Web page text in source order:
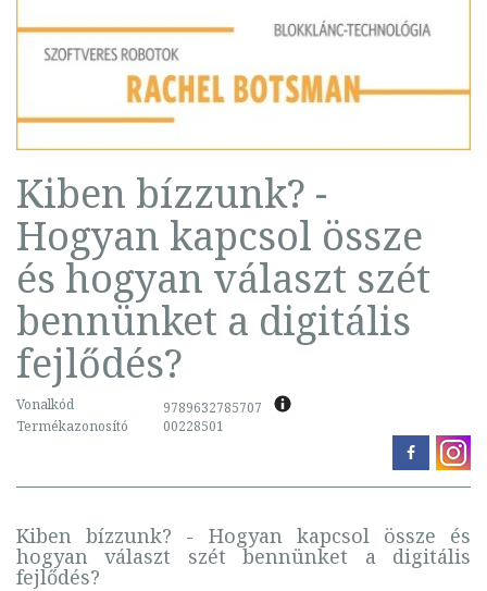
Kiben bízzunk? -
Hogyan kapcsol össze
és hogyan választ szét
bennünket a digitális
fejlődés?
Vonalkód
9789632785707
Termékazonosító
00228501
Kiben bízzunk? - Hogyan kapcsol össze és
hogyan választ szét bennünket a digitális
fejlődés?